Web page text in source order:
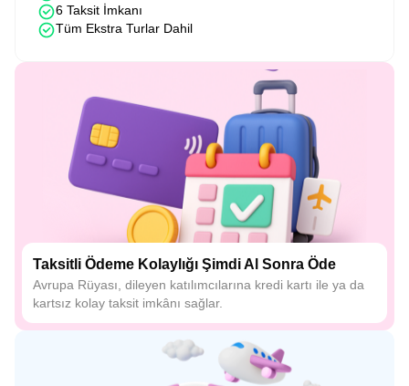
6 Taksit İmkanı
Tüm Ekstra Turlar Dahil
Taksitli Ödeme Kolaylığı Şimdi Al Sonra Öde
Avrupa Rüyası, dileyen katılımcılarına kredi kartı ile ya da
kartsız kolay taksit imkânı sağlar.